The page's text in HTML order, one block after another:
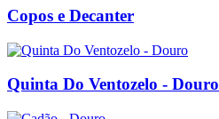
Copos e Decanter
Quinta Do Ventozelo - Douro